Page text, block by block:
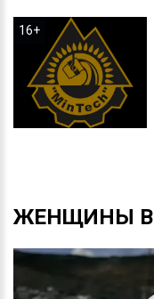
16+
ЖЕНЩИНЫ В